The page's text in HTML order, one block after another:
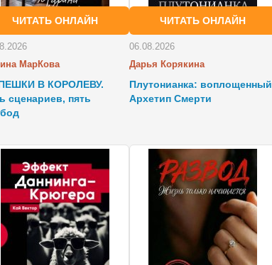
ЧИТАТЬ ОНЛАЙН
МарКова
В КОРОЛЕВУ.
сценариев, пять
ЧИТАТЬ ОНЛАЙН
06.08.2026
Дарья Корякина
Плутонианка: воплощенный
Архетип Смерти